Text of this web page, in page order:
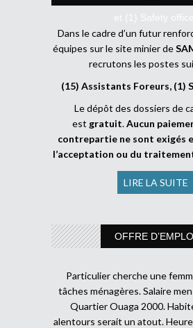
et (1) Safety
Dans le cadre d’un futur
équipes sur le site minier de
recrutons les postes
(15) Assistants Foreurs, (1)
Le dépôt des dossiers de
est gratuit.Aucun
contrepartie ne sont exigés
l’acceptation ou du
LIRE LA SUITE
OFFRE
Particulier cherche une
tâches ménagères. Salaire
Quartier Ouaga 2000.
alentours serait un atout.